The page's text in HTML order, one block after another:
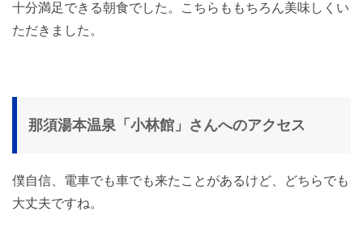
十分満足できる朝食でした。こちらももちろん美味しくい
ただきました。
那須湯本温泉「小林館」さんへのアクセス
僕自信、電車でも車でも来たことがあるけど、どちらでも
大丈夫ですね。